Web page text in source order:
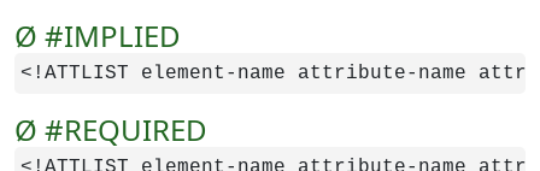
Ø ​#IMPLIED
<!ATTLIST element-name attribute-name
Ø #REQUIRED